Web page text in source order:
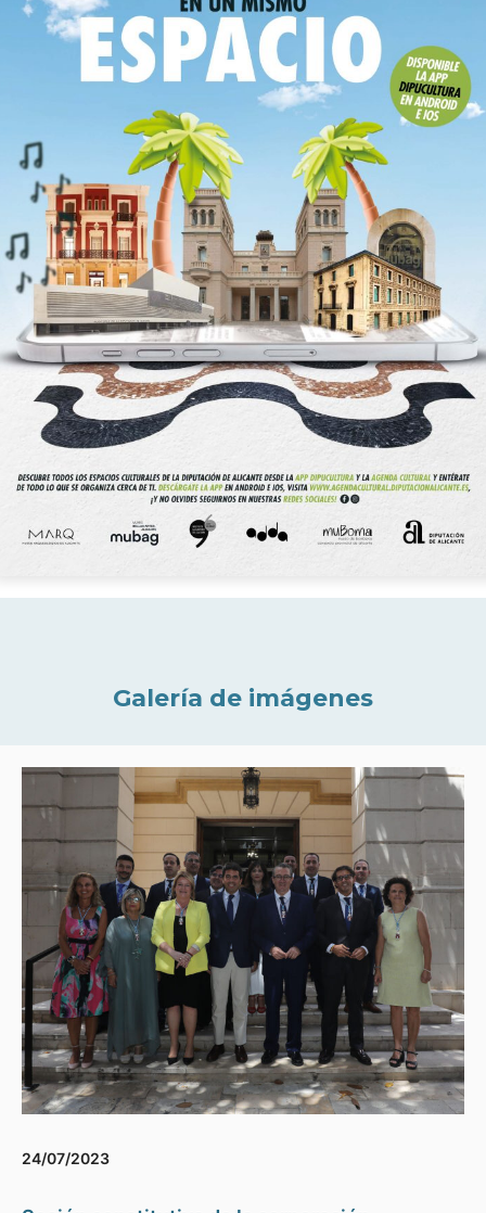
Galería de imágenes
24/07/2023